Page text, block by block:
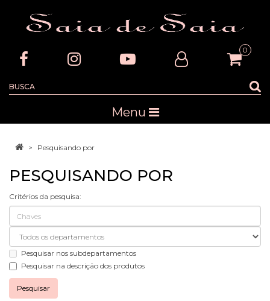
0
Menu
Pesquisando por
PESQUISANDO POR
Critérios da pesquisa:
Pesquisar nos subdepartamentos
Pesquisar na descrição dos produtos